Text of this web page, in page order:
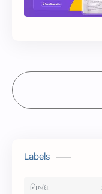
Labels
નિબંધ